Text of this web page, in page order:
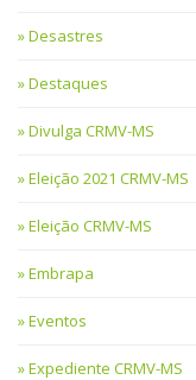
Desastres
Destaques
Divulga CRMV-MS
Eleição 2021 CRMV-MS
Eleição CRMV-MS
Embrapa
Eventos
Expediente CRMV-MS